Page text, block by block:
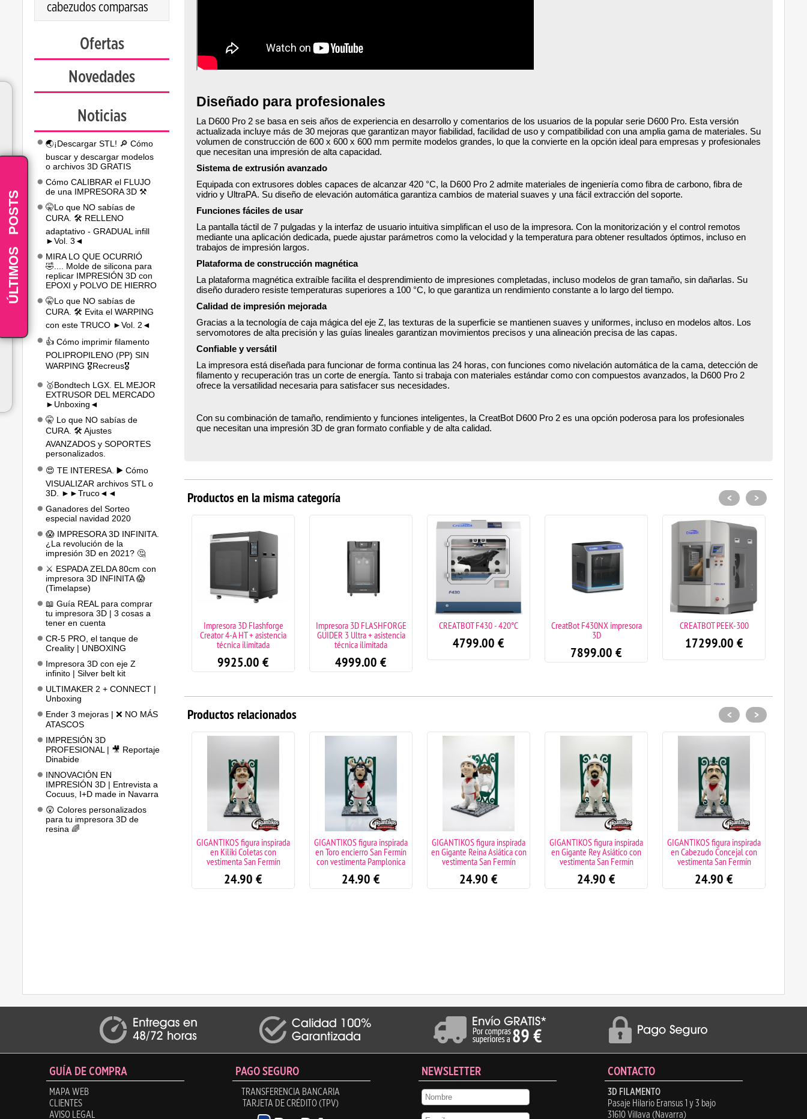
cabezudos comparsas
Ofertas
Novedades
Noticias
🌏¡Descargar STL! 🔎 Cómo
buscar y descargar modelos
o archivos 3D GRATIS
Cómo CALIBRAR el FLUJO
de una IMPRESORA 3D ⚒️
🤫Lo que NO sabías de
CURA. 🛠️ RELLENO
adaptativo - GRADUAL infill
►Vol. 3◄
MIRA LO QUE OCURRIÓ
🤣.... Molde de silicona para
replicar IMPRESIÓN 3D con
EPOXI y POLVO DE HIERRO
🤫Lo que NO sabías de
CURA. 🛠️ Evita el WARPING
con este TRUCO ►Vol. 2◄
👍 Cómo imprimir filamento
POLIPROPILENO (PP) SIN
WARPING 🎖️Recreus🎖️
🥇Bondtech LGX. EL MEJOR
EXTRUSOR DEL MERCADO
►Unboxing◄
🤫 Lo que NO sabías de
CURA. 🛠️ Ajustes
AVANZADOS y SOPORTES
personalizados.
😍 TE INTERESA. ▶️ Cómo
VISUALIZAR archivos STL o
3D. ►►Truco◄◄
Ganadores del Sorteo
especial navidad 2020
😱 IMPRESORA 3D INFINITA.
¿La revolución de la
impresión 3D en 2021? 🤔
⚔️ ESPADA ZELDA 80cm con
impresora 3D INFINITA 😱
(Timelapse)
📖 Guía REAL para comprar
tu impresora 3D | 3 cosas a
tener en cuenta
CR-5 PRO, el tanque de
Creality | UNBOXING
Impresora 3D con eje Z
infinito | Silver belt kit
ULTIMAKER 2 + CONNECT |
Unboxing
Ender 3 mejoras | ❌ NO MÁS
ATASCOS
IMPRESIÓN 3D
PROFESIONAL | 🎥 Reportaje
Dinabide
INNOVACIÓN EN
IMPRESIÓN 3D | Entrevista a
Cocuus, I+D made in Navarra
😲 Colores personalizados
para tu impresora 3D de
resina 🌈
Diseñado para profesionales
La D600 Pro 2 se basa en seis años de experiencia en desarrollo y comentarios de los usuarios de la popular serie D600 Pro. Esta versión
actualizada incluye más de 30 mejoras que garantizan mayor fiabilidad, facilidad de uso y compatibilidad con una amplia gama de materiales. Su
volumen de construcción de 600 x 600 x 600 mm permite modelos grandes, lo que la convierte en la opción ideal para empresas y profesionales
que necesitan una impresión de alta capacidad.
Sistema de extrusión avanzado
Equipada con extrusores dobles capaces de alcanzar 420 °C, la D600 Pro 2 admite materiales de ingeniería como fibra de carbono, fibra de
vidrio y UltraPA. Su diseño de elevación automática garantiza cambios de material suaves y una fácil extracción del soporte.
Funciones fáciles de usar
La pantalla táctil de 7 pulgadas y la interfaz de usuario intuitiva simplifican el uso de la impresora. Con la monitorización y el control remotos
mediante una aplicación dedicada, puede ajustar parámetros como la velocidad y la temperatura para obtener resultados óptimos, incluso en
trabajos de impresión largos.
Plataforma de construcción magnética
La plataforma magnética extraíble facilita el desprendimiento de impresiones completadas, incluso modelos de gran tamaño, sin dañarlas. Su
diseño duradero resiste temperaturas superiores a 100 °C, lo que garantiza un rendimiento constante a lo largo del tiempo.
Calidad de impresión mejorada
Gracias a la tecnología de caja mágica del eje Z, las texturas de la superficie se mantienen suaves y uniformes, incluso en modelos altos. Los
servomotores de alta precisión y las guías lineales garantizan movimientos precisos y una alineación precisa de las capas.
Confiable y versátil
La impresora está diseñada para funcionar de forma continua las 24 horas, con funciones como nivelación automática de la cama, detección de
filamento y recuperación tras un corte de energía. Tanto si trabaja con materiales estándar como con compuestos avanzados, la D600 Pro 2
ofrece la versatilidad necesaria para satisfacer sus necesidades.
Con su combinación de tamaño, rendimiento y funciones inteligentes, la CreatBot D600 Pro 2 es una opción poderosa para los profesionales
que necesitan una impresión 3D de gran formato confiable y de alta calidad.
Productos en la misma categoría
CREATBOT D1000 imrpesora
3D
43900.00
Impresora 3D Flashforge
Creator 4-A HT + asistencia
técnica ilimitada
9925.00 €
Impresora 3D FLASHFORGE
GUIDER 3 Ultra + asistencia
técnica ilimitada
4999.00 €
CREATBOT F430 - 420°C
4799.00 €
CreatBot F430NX impresora
3D
7899.00 €
CREATBOT PEEK-300
17299.00 €
< >
Productos relacionados
GIGANTIKOS figura inspirada
en Kiliki Coletas con
vestimenta San Fermín
24.90 €
GIGANTIKOS figura inspirada
en Toro encierro San Fermín
con vestimenta Pamplonica
24.90 €
GIGANTIKOS figura inspirada
en Gigante Reina Asiática con
vestimenta San Fermín
24.90 €
GIGANTIKOS figura inspirada
en Gigante Rey Asiático con
vestimenta San Fermín
24.90 €
GIGANTIKOS figura inspirada
en Cabezudo Concejal con
vestimenta San Fermín
24.90 €
< >
GUÍA DE COMPRA
MAPA WEB
CLIENTES
AVISO LEGAL
PAGO SEGURO
TRANSFERENCIA BANCARIA
TARJETA DE CRÉDITO (TPV)
NEWSLETTER CONTACTO
3D FILAMENTO
Pasaje Hilario Eransus 1 y 3 bajo
31610 Villava (Navarra)
ÚLTIMOS
POSTS